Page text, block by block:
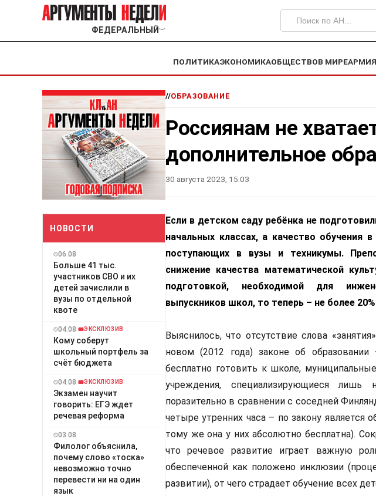
ФЕДЕРАЛЬНЫЙ ﹀
ПОЛИТИКАЭКОНОМИКАОБЩЕСТВОВ МИРЕАРМИЯ
НОВОСТИ
06.08
Больше 41 тыс.
участников СВО и их
детей зачислили в
вузы по отдельной
квоте
04.08 ЭКСКЛЮЗИВ
Кому соберут
школьный портфель за
счёт бюджета
04.08 ЭКСКЛЮЗИВ
Экзамен научит
говорить: ЕГЭ ждет
речевая реформа
03.08
Филолог объяснила,
почему слово «тоска»
невозможно точно
перевести ни на один
язык
//ОБРАЗОВАНИЕ
Россиянам не
дополнительное
30 августа 2023, 15:03
Если в детском саду ребёнка не
начальных классах, а качество обучения
поступающих в вузы и техникумы.
снижение качества математической
подготовкой, необходимой для
выпускников школ, то теперь – не более
Выяснилось, что отсутствие слова
новом (2012 года) законе об
бесплатно готовить к школе,
учреждения, специализирующиеся
поразительно в сравнении с соседней
четыре утренних часа – по закону является
тому же она у них абсолютно бесплатна).
что речевое развитие играет важную
обеспеченной как положено инклюзии
развитии), от чего страдает обучение всех